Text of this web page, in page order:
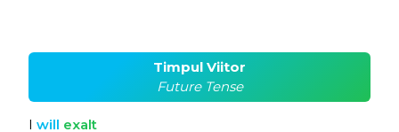
Timpul Viitor
Future Tense
I will exalt